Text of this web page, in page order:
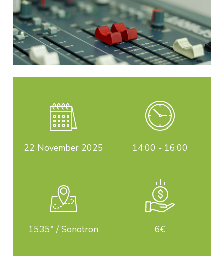
22 November 2025 14:00 - 16:00
1535° / Sonotron 6€